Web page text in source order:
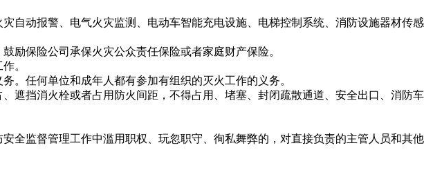
动报警、电气火灾监测、电动车智能充电设施、电梯控制系统、消防设施器材传感
保险公司承保火灾公众责任保险或者家庭财产保险。
。
任何单位和成年人都有参加有组织的灭火工作的义务。
挡消火栓或者占用防火间距，不得占用、堵塞、封闭疏散通道、安全出口、消防车
监督管理工作中滥用职权、玩忽职守、徇私舞弊的，对直接负责的主管人员和其他